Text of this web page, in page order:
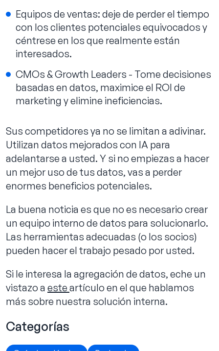
Equipos de ventas: deje de perder el tiempo
con los clientes potenciales equivocados y
céntrese en los que realmente están
interesados.
CMOs & Growth Leaders - Tome decisiones
basadas en datos, maximice el ROI de
marketing y elimine ineficiencias.
Sus competidores ya no se limitan a adivinar.
Utilizan datos mejorados con IA para
adelantarse a usted. Y si no empiezas a hacer
un mejor uso de tus datos, vas a perder
enormes beneficios potenciales.
La buena noticia es que no es necesario crear
un equipo interno de datos para solucionarlo.
Las herramientas adecuadas (o los socios)
pueden hacer el trabajo pesado por usted.
Si le interesa la agregación de datos, eche un
vistazo a este artículo en el que hablamos
más sobre nuestra solución interna.
Categorías